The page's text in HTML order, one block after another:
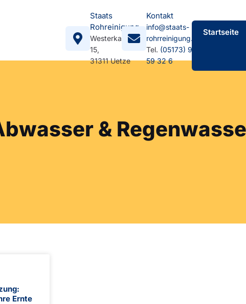
Staats
Rohreinigung
Westerkampstr.
15,
31311 Uetze
Kontakt
info@staats-
rohrreinigung.de
Tel. (05173) 92
59 32 6
Startseite
&
Ernte